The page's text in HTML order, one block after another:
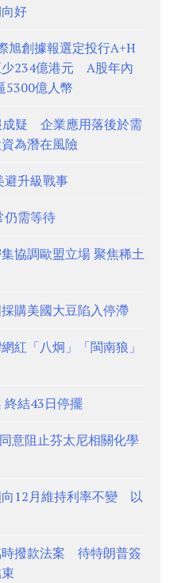
好
旭創據報選定投行A+H
少234億港元 A股年內
5300億人幣
疑 企業應用落後於需
為潛在風險
避升級戰事
仍需等待
協調歐盟立場 聚焦稀土
購美國大豆陷入停滯
紅「八炯」「閩南狼」
終結43日停擺
意阻止芬太尼相關化學
12月維持利率不變 以
時撥款法案 待特朗普簽